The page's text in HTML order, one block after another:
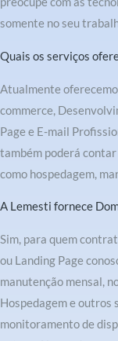
somente no seu
Quais os serviços
Atualmente
commerce,
Page e E-mail
também poderá
como hospedagem,
A Lemesti fornece
Sim, para quem
ou Landing Page
manutenção mensal,
Hospedagem e outros
monitoramento de